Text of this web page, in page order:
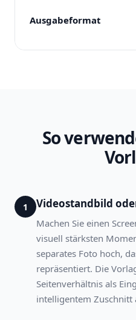
Ausgabeformat
So
1 Videostandbild
Machen Sie einen
visuell stärksten
separates Foto hoch,
repräsentiert. Die
Seitenverhältnis als
intelligentem Zuschnitt